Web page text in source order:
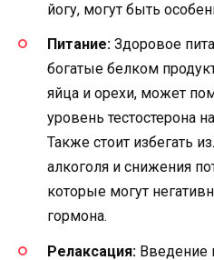
йогу, могут быть
Питание: Здоровое
богатые белком
яйца и орехи, может
уровень тестостерона
Также стоит избегать
алкоголя и снижения
которые могут
гормона.
Релаксация: Введение